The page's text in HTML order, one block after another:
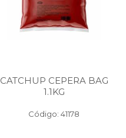
CATCHUP CEPERA BAG
1.1KG
Código: 41178